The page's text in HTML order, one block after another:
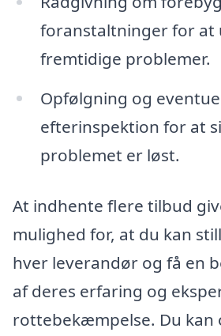
foranstaltninger for at
fremtidige problemer.
Opfølgning og
efterinspektion for at
problemet er løst.
At indhente flere tilbud
mulighed for, at du kan
hver leverandør og få en
af deres erfaring og
rottebekæmpelse. Du kan